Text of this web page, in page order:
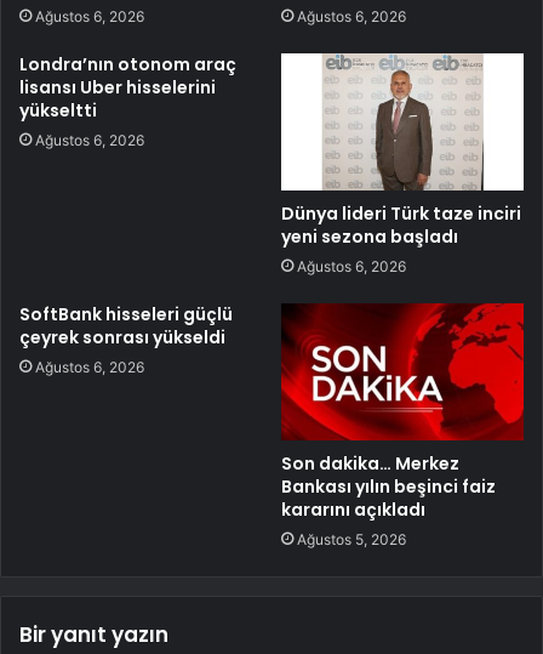
Ağustos 6, 2026 Ağustos 6, 2026
Londra’nın otonom araç
lisansı Uber hisselerini
yükseltti
Ağustos 6, 2026
Dünya lideri Türk taze inciri
yeni sezona başladı
Ağustos 6, 2026
SoftBank hisseleri güçlü
çeyrek sonrası yükseldi
Ağustos 6, 2026
Son dakika… Merkez
Bankası yılın beşinci faiz
kararını açıkladı
Ağustos 5, 2026
Bir yanıt yazın